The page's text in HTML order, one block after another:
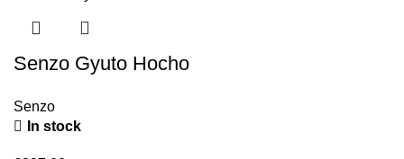
Senzo Gyuto Hocho
Senzo
In stock